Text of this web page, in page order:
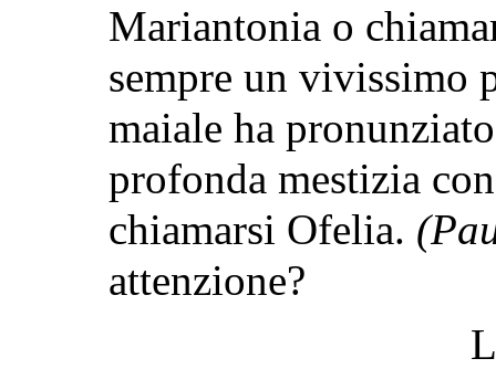
Mariantonia o
sempre un vivissimo
maiale ha
profonda mestizia
chiamarsi Ofelia.
attenzione?